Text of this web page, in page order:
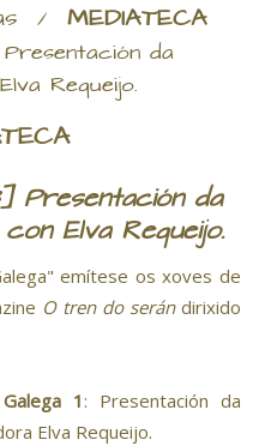
/ MEDIATECA
Presentación da
Requeijo.
Presentación da
Elva Requeijo.
emítese os xoves de
O tren do serándirixido
1: Presentación da
Elva Requeijo.